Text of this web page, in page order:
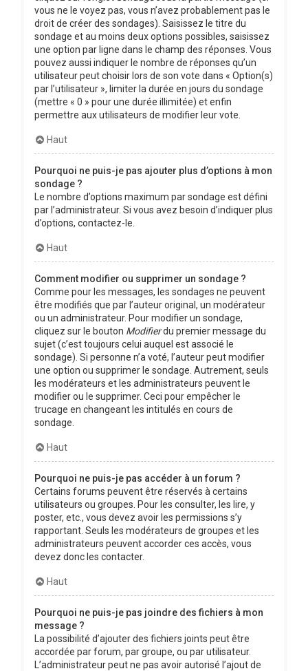
vous ne le voyez pas, vous n’avez probablement pas le
droit de créer des sondages). Saisissez le titre du
sondage et au moins deux options possibles, saisissez
une option par ligne dans le champ des réponses. Vous
pouvez aussi indiquer le nombre de réponses qu’un
utilisateur peut choisir lors de son vote dans « Option(s)
par l’utilisateur », limiter la durée en jours du sondage
(mettre « 0 » pour une durée illimitée) et enfin
permettre aux utilisateurs de modifier leur vote.
Haut
Pourquoi ne puis-je pas ajouter plus d’options à mon
sondage ?
Le nombre d’options maximum par sondage est défini
par l’administrateur. Si vous avez besoin d’indiquer plus
d’options, contactez-le.
Haut
Comment modifier ou supprimer un sondage ?
Comme pour les messages, les sondages ne peuvent
être modifiés que par l’auteur original, un modérateur
ou un administrateur. Pour modifier un sondage,
cliquez sur le bouton Modifierdu premier message du
sujet (c’est toujours celui auquel est associé le
sondage). Si personne n’a voté, l’auteur peut modifier
une option ou supprimer le sondage. Autrement, seuls
les modérateurs et les administrateurs peuvent le
modifier ou le supprimer. Ceci pour empêcher le
trucage en changeant les intitulés en cours de
sondage.
Haut
Pourquoi ne puis-je pas accéder à un forum ?
Certains forums peuvent être réservés à certains
utilisateurs ou groupes. Pour les consulter, les lire, y
poster, etc., vous devez avoir les permissions s’y
rapportant. Seuls les modérateurs de groupes et les
administrateurs peuvent accorder ces accès, vous
devez donc les contacter.
Haut
Pourquoi ne puis-je pas joindre des fichiers à mon
message ?
La possibilité d’ajouter des fichiers joints peut être
accordée par forum, par groupe, ou par utilisateur.
L’administrateur peut ne pas avoir autorisé l’ajout de